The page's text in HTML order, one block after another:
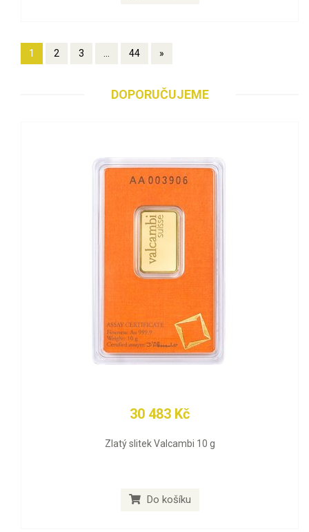
1 2 3 ... 44 »
DOPORUČUJEME
30 483 Kč
Zlatý slitek Valcambi 10 g
Do košíku